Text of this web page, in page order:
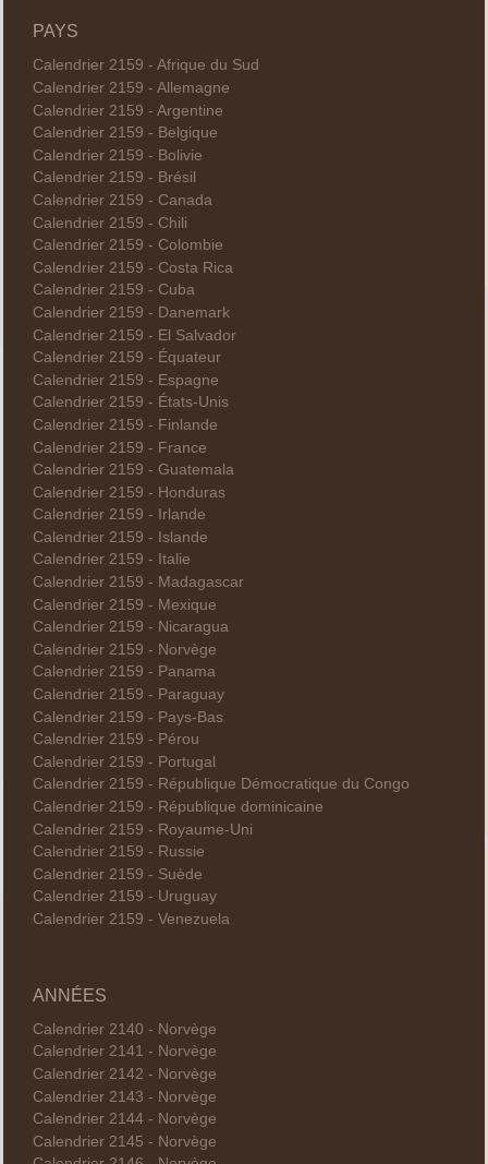
PAYS
Calendrier 2159 - Afrique du Sud
Calendrier 2159 - Allemagne
Calendrier 2159 - Argentine
Calendrier 2159 - Belgique
Calendrier 2159 - Bolivie
Calendrier 2159 - Brésil
Calendrier 2159 - Canada
Calendrier 2159 - Chili
Calendrier 2159 - Colombie
Calendrier 2159 - Costa Rica
Calendrier 2159 - Cuba
Calendrier 2159 - Danemark
Calendrier 2159 - El Salvador
Calendrier 2159 - Équateur
Calendrier 2159 - Espagne
Calendrier 2159 - États-Unis
Calendrier 2159 - Finlande
Calendrier 2159 - France
Calendrier 2159 - Guatemala
Calendrier 2159 - Honduras
Calendrier 2159 - Irlande
Calendrier 2159 - Islande
Calendrier 2159 - Italie
Calendrier 2159 - Madagascar
Calendrier 2159 - Mexique
Calendrier 2159 - Nicaragua
Calendrier 2159 - Norvège
Calendrier 2159 - Panama
Calendrier 2159 - Paraguay
Calendrier 2159 - Pays-Bas
Calendrier 2159 - Pérou
Calendrier 2159 - Portugal
Calendrier 2159 - République Démocratique du Congo
Calendrier 2159 - République dominicaine
Calendrier 2159 - Royaume-Uni
Calendrier 2159 - Russie
Calendrier 2159 - Suède
Calendrier 2159 - Uruguay
Calendrier 2159 - Venezuela
ANNÉES
Calendrier 2140 - Norvège
Calendrier 2141 - Norvège
Calendrier 2142 - Norvège
Calendrier 2143 - Norvège
Calendrier 2144 - Norvège
Calendrier 2145 - Norvège